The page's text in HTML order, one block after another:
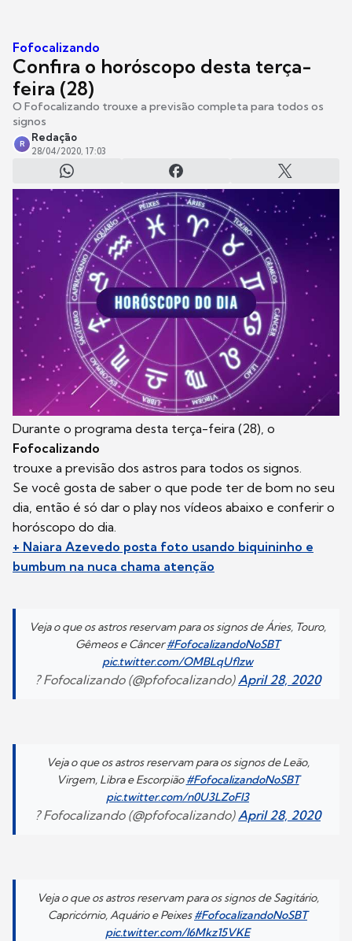
Fofocalizando
Confira o horóscopo desta terça-
feira (28)
O Fofocalizando trouxe a previsão completa para todos os
signos
R
Redação
28/04/2020, 17:03
Durante o programa desta terça-feira (28), o
Fofocalizando
trouxe a previsão dos astros para todos os signos.
Se você gosta de saber o que pode ter de bom no seu
dia, então é só dar o play nos vídeos abaixo e conferir o
horóscopo do dia.
+ Naiara Azevedo posta foto usando biquininho e
bumbum na nuca chama atenção
Veja o que os astros reservam para os signos de Áries, Touro,
Gêmeos e Câncer#FofocalizandoNoSBT
pic.twitter.com/OMBLqUflzw
? Fofocalizando (@pfofocalizando) April 28, 2020
Veja o que os astros reservam para os signos de Leão,
Virgem, Libra e Escorpião#FofocalizandoNoSBT
pic.twitter.com/n0U3LZoFl3
? Fofocalizando (@pfofocalizando) April 28, 2020
Veja o que os astros reservam para os signos de Sagitário,
Capricórnio, Aquário e Peixes#FofocalizandoNoSBT
pic.twitter.com/I6Mkz15VKE